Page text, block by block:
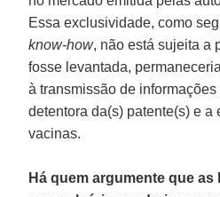
Essa exclusividade, como
know-how, não está sujeita a
fosse levantada,
à transmissão de
detentora da(s) patente(s) e a
vacinas.
Há quem argumente que as